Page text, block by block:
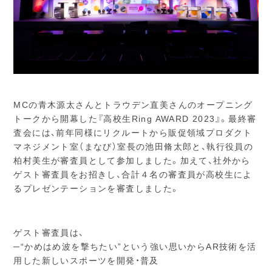
MCの青木源太さんとトラウデン直美さんのオープニング
トークから開幕した『高校生Ring AWARD 2023』。最終審
査会には、前年同様にリクルートから販促領域プロダクト
マネジメント室（まなび）室長の池田脩太郎と、執行役員の
柏村美生が審査員として参加しました。加えて、社外から
ゲスト審査員をお招きし、合計４名の審査員が高校生によ
るプレゼンテーションを審査しました。
ゲスト審査員は、
─“かめはめ波を撃ちたい”という強い思いからAR技術を活
用した新しいスポーツを開発・普及